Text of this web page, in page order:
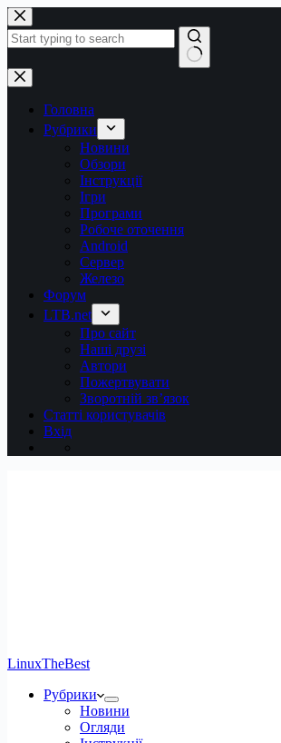
Перейти
до
вмісту
Немає
результатів
Головна
Рубрики
Новини
Обзори
Інструкції
Ігри
Програми
Робоче оточення
Android
Сервер
Железо
Форум
LTB.net
Про сайт
Наші друзі
Автори
Пожертвувати
Зворотній зв’язок
Статті користувачів
Вхід
LinuxTheBest
Рубрики
Новини
Огляди